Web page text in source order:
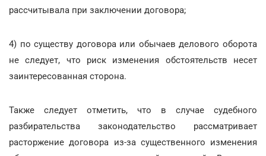
рассчитывала при заключении договора;
4) по существу договора или обычаев делового оборота
не следует, что риск изменения обстоятельств несет
заинтересованная сторона.
Также следует отметить, что в случае судебного
разбирательства законодательство рассматривает
расторжение договора из-за существенного изменения